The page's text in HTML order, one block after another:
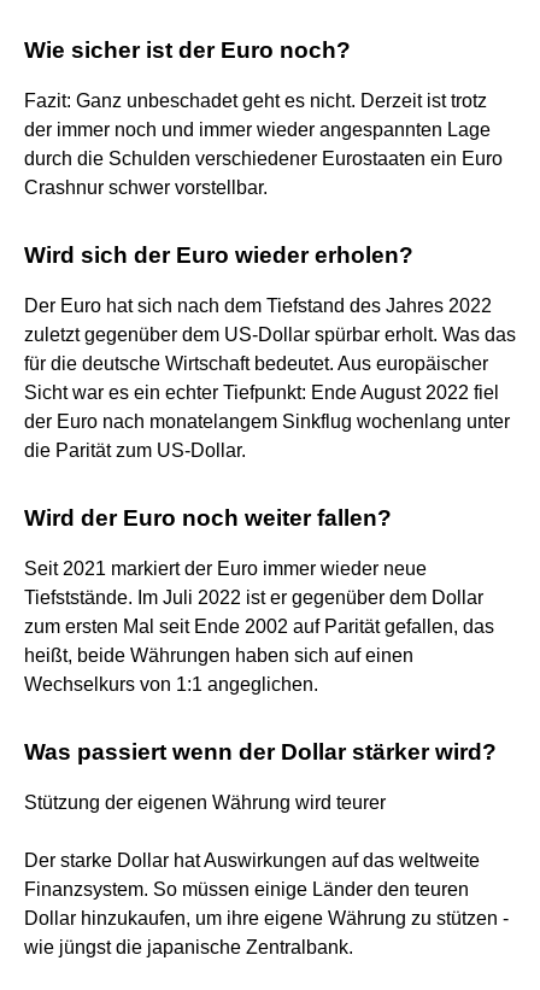
Wie sicher ist der Euro noch?
Fazit: Ganz unbeschadet geht es nicht. Derzeit ist trotz
der immer noch und immer wieder angespannten Lage
durch die Schulden verschiedener Eurostaaten ein Euro
Crashnur schwer vorstellbar.
Wird sich der Euro wieder erholen?
Der Euro hat sich nach dem Tiefstand des Jahres 2022
zuletzt gegenüber dem US-​Dollar spürbar erholt. Was das
für die deutsche Wirtschaft bedeutet. Aus europäischer
Sicht war es ein echter Tiefpunkt: Ende August 2022 fiel
der Euro nach monatelangem Sinkflug wochenlang unter
die Parität zum US-​Dollar.
Wird der Euro noch weiter fallen?
Seit 2021 markiert der Euro immer wieder neue
Tiefststände. Im Juli 2022 ist er gegenüber dem Dollar
zum ersten Mal seit Ende 2002 auf Parität gefallen, das
heißt, beide Währungen haben sich auf einen
Wechselkurs von 1:1 angeglichen.
Was passiert wenn der Dollar stärker wird?
Stützung der eigenen Währung wird teurer
Der starke Dollar hat Auswirkungen auf das weltweite
Finanzsystem. So müssen einige Länder den teuren
Dollar hinzukaufen, um ihre eigene Währung zu stützen -
wie jüngst die japanische Zentralbank.